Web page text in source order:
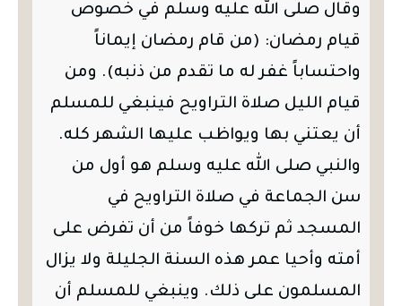
وقال صلى الله عليه وسلم في خصوص
قيام رمضان: (من قام رمضان إيماناً
واحتساباً غفر له ما تقدم من ذنبه). ومن
قيام الليل صلاة التراويح فينبغي للمسلم
أن يعتني بها ويواظب عليها الشهر كله.
والنبي صلى الله عليه وسلم هو أول من
سن الجماعة في صلاة التراويح في
المسجد ثم تركها خوفاً من أن تفرض على
أمته وأحيا عمر هذه السنة الجليلة ولا يزال
المسلمون على ذلك. وينبغي للمسلم أن